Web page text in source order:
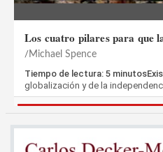
Los cuatro pilares para que
Michael Spence
Tiempo de lectura: 5
globalización y de la